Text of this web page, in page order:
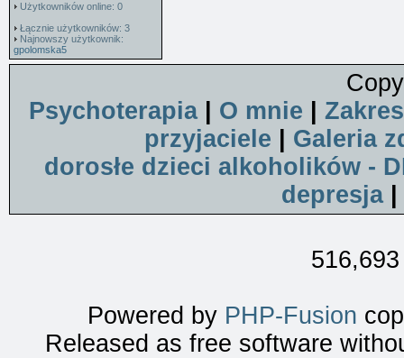
Użytkowników online: 0
Łącznie użytkowników: 3
Najnowszy użytkownik:
gpolomska5
Psychoterapia| O mnie
przyjaciele
Galeria
dorosłe dzieci alkoholików -
depresja|
Powered by PHP-Fusion
Released as free software